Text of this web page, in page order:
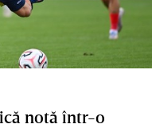
notă într-o